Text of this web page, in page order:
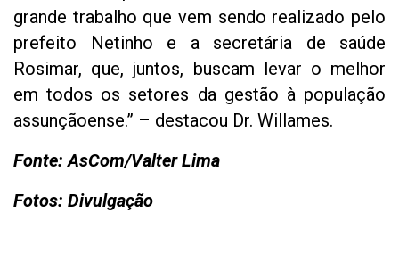
grande trabalho que vem sendo realizado pelo
prefeito Netinho e a secretária de saúde
Rosimar, que, juntos, buscam levar o melhor
em todos os setores da gestão à população
assunçãoense.” – destacou Dr. Willames.
Fonte: AsCom/Valter Lima
Fotos: Divulgação